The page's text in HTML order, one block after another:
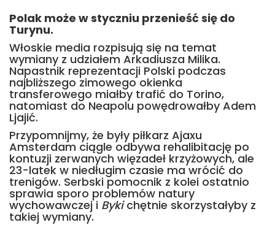
Polak może w styczniu przenieść się do
Turynu.
Włoskie media rozpisują się na temat
wymiany z udziałem Arkadiusza Milika.
Napastnik reprezentacji Polski podczas
najbliższego zimowego okienka
transferowego miałby trafić do Torino,
natomiast do Neapolu powędrowałby Adem
Ljajić.
Przypomnijmy, że były piłkarz Ajaxu
Amsterdam ciągle odbywa rehalibitację po
kontuzji zerwanych więzadeł krzyżowych, ale
23-latek w niedługim czasie ma wrócić do
trenigów. Serbski pomocnik z kolei ostatnio
sprawia sporo problemów natury
wychowawczej i Bykichętnie skorzystałyby z
takiej wymiany.